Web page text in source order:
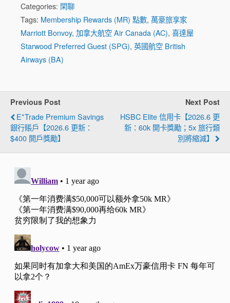
Categories: 閑聊
Tags: Membership Rewards (MR) 點數, 萬豪旅享家
Marriott Bonvoy, 加拿大航空 Air Canada (AC), 喜達屋
Starwood Preferred Guest (SPG), 英國航空 British
Airways (BA)
Previous Post
E*Trade Premium Savings
銀行賬戶【2026.6 更新：
$400 開戶獎勵】
Next Post
HSBC Elite 信用卡【2026.6 更
新：60k 開卡獎勵；5x 旅行類
別將縮減】